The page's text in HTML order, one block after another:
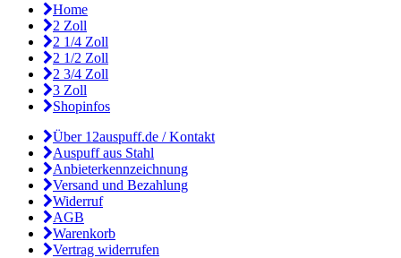
Home
2 Zoll
2 1/4 Zoll
2 1/2 Zoll
2 3/4 Zoll
3 Zoll
Shopinfos
Über 12auspuff.de / Kontakt
Auspuff aus Stahl
Anbieterkennzeichnung
Versand und Bezahlung
Widerruf
AGB
Warenkorb
Vertrag widerrufen